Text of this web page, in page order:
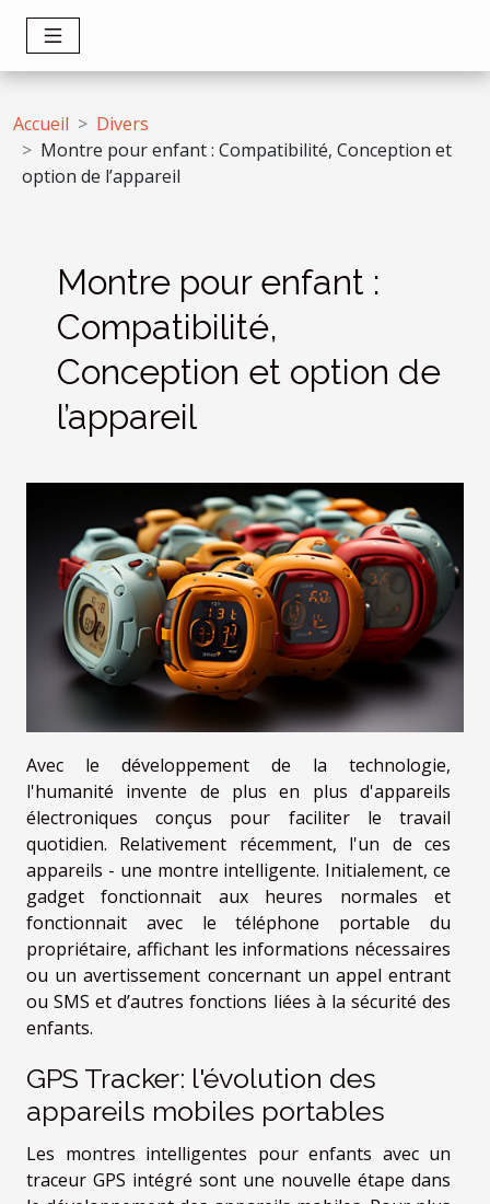
Accueil
Divers
Montre pour enfant : Compatibilité, Conception et
option de l’appareil
Montre pour enfant :
Compatibilité,
Conception et option de
l’appareil
Avec le développement de la technologie,
l'humanité invente de plus en plus d'appareils
électroniques conçus pour faciliter le travail
quotidien. Relativement récemment, l'un de ces
appareils - une montre intelligente. Initialement, ce
gadget fonctionnait aux heures normales et
fonctionnait avec le téléphone portable du
propriétaire, affichant les informations nécessaires
ou un avertissement concernant un appel entrant
ou SMS et d’autres fonctions liées à la sécurité des
enfants.
GPS Tracker: l'évolution des
appareils mobiles portables
Les montres intelligentes pour enfants avec un
traceur GPS intégré sont une nouvelle étape dans